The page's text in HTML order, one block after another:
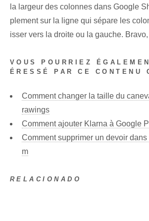
la largeur des colonnes dans Google
plement sur la ligne qui sépare les
isser vers la droite ou la gauche.
VOUS POURRIEZ
ÉRESSÉ PAR CE CONTENU
Comment changer la taille du
rawings
Comment ajouter Klarna à Google
Comment supprimer un devoir
m
RELACIONADO